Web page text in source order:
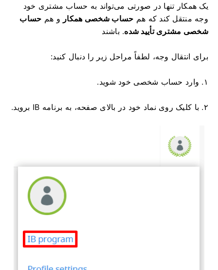
یک همکار تنها در صورتی می‌تواند به حساب مشتری خود
وجه منتقل کند که هم حساب شخصی همکار و هم حساب
شخصی مشتریتأیید شده باشند .
برای انتقال وجه، لطفاً مراحل زیر را دنبال کنید:
۱. وارد حساب شخصی خود شوید.
۲. با کلیک روی نماد خود در بالای صفحه، به برنامه IB بروید.